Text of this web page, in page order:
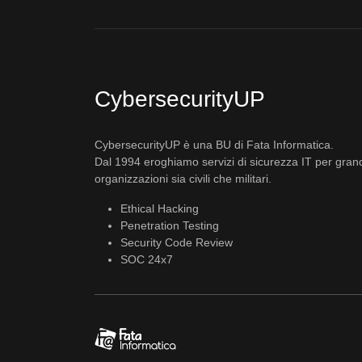
CybersecurityUP
CybersecurityUP è una BU di Fata Informatica.
Dal 1994 eroghiamo servizi di sicurezza IT per
organizzazioni sia civili che militari.
Ethical Hacking
Penetration Testing
Security Code Review
SOC 24x7